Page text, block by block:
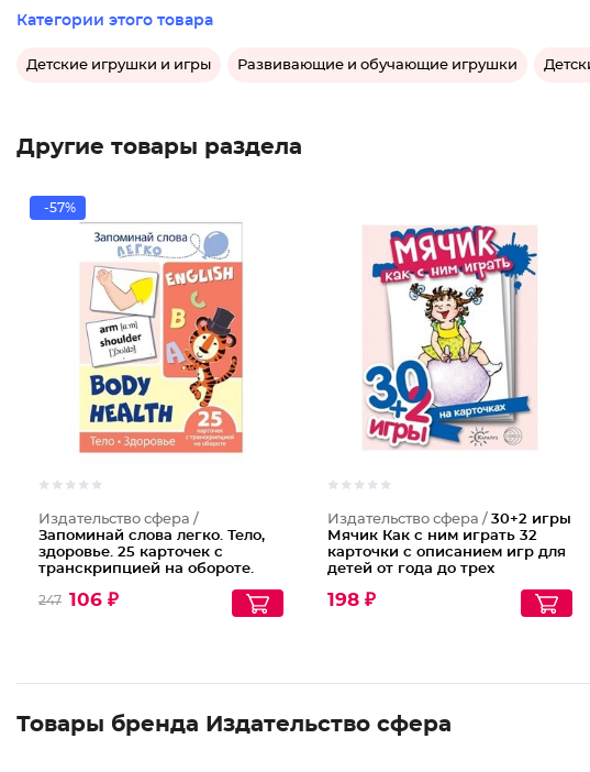
Категории этого товара
Детские игрушки и игры Развивающие и обучающие игрушки
Другие товары раздела
-57%
Издательство сфера /
Запоминай слова легко. Тело,
здоровье. 25 карточек с
транскрипцией на обороте.
с комплектом
демонстрационного материала
247 106 ₽
Издательство сфера / 30+2 игры
Мячик Как с ним играть 32
карточки с описанием игр для
детей от года до трех
198 ₽
Товары бренда Издательство сфера